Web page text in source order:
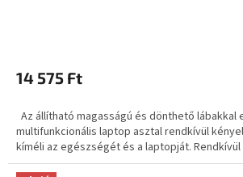
14 575 Ft
Az állítható magasságú és dönthető lábakkal
multifunkcionális laptop asztal rendkívül
kíméli az egészségét és a laptopját. Rendkívül